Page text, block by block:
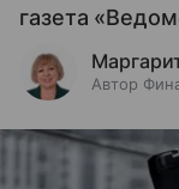
газета
Автор